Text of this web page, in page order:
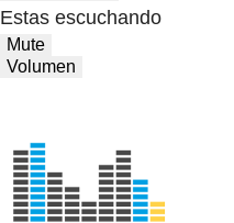
Estas escuchando
Mute
Volumen